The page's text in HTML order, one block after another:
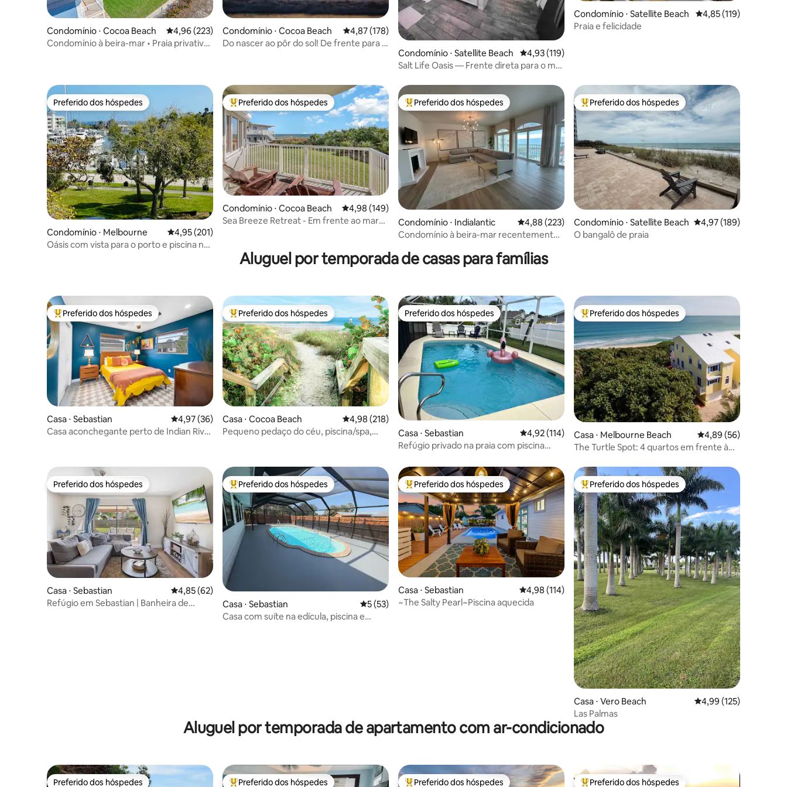
Condomínio ⋅ Cocoa Beach 4,96 de uma avaliação média de 5, 223 avaliações
4,96 (223)
Condomínio à beira-mar • Praia privativa
Condomínio ⋅ Cocoa Beach 4,87 de uma avaliação média de 5, 178 avaliações
4,87 (178)
Do nascer ao pôr do sol! De frente para o
Condomínio ⋅ Satellite Beach 4,93 de uma avaliação média de 5, 119 avaliações
4,93 (119)
Salt Life Oasis — Frente direta para o mar
Condomínio ⋅ Satellite Beach 4,85 de uma avaliação
4,85 (119)
Praia e felicidade
Preferido dos hóspedes
Preferido dos hóspedes
Condomínio ⋅ Melbourne 4,95 de uma avaliação média de 5, 201 avaliações
4,95 (201)
Oásis com vista para o porto e piscina no
Entre os melhores preferidos dos hóspedes
Preferido dos hóspedes
Condomínio ⋅ Cocoa Beach 4,98 de uma avaliação média de 5, 149 avaliações
4,98 (149)
Sea Breeze Retreat - Em frente ao mar
Entre os melhores preferidos dos hóspedes
Preferido dos hóspedes
Condomínio ⋅ Indialantic 4,88 de uma avaliação média de 5, 223 avaliações
4,88 (223)
Condomínio à beira-mar recentemente
Entre os melhores preferidos dos hóspedes
Preferido dos hóspedes
Condomínio ⋅ Satellite Beach 4,97 de uma avaliação
4,97 (189)
O bangalô de praia
Aluguel por temporada de casas para famílias
Entre os melhores preferidos dos hóspedes
Preferido dos hóspedes
Casa ⋅ Sebastian 4,97 de uma avaliação média de 5, 36 avaliações
4,97 (36)
Casa aconchegante perto de Indian River
Entre os melhores preferidos dos hóspedes
Preferido dos hóspedes
Casa ⋅ Cocoa Beach 4,98 de uma avaliação média de 5, 218 avaliações
4,98 (218)
Pequeno pedaço do céu, piscina/spa,
Preferido dos hóspedes
Preferido dos hóspedes
Casa ⋅ Sebastian 4,92 de uma avaliação média de 5, 114 avaliações
4,92 (114)
Refúgio privado na praia com piscina
Entre os melhores preferidos dos hóspedes
Preferido dos hóspedes
Casa ⋅ Melbourne Beach 4,89 de uma
4,89 (56)
The Turtle Spot: 4 quartos em frente à
Preferido dos hóspedes
Preferido dos hóspedes
Casa ⋅ Sebastian 4,85 de uma avaliação média de 5, 62 avaliações
4,85 (62)
Refúgio em Sebastian | Banheira de
Entre os melhores preferidos dos hóspedes
Preferido dos hóspedes
Casa ⋅ Sebastian 5 de uma avaliação média de 5, 53 avaliações
5 (53)
Casa com suíte na edícula, piscina e
Entre os melhores preferidos dos hóspedes
Preferido dos hóspedes
Casa ⋅ Sebastian 4,98 de uma avaliação média de 5, 114 avaliações
4,98 (114)
~The Salty Pearl~Piscina aquecida
Entre os melhores preferidos dos hóspedes
Preferido dos hóspedes
Casa ⋅ Vero Beach 4,99 de uma avaliação
4,99 (125)
Las Palmas
Aluguel por temporada de apartamento com ar-condicionado
Preferido dos hóspedes Preferido dos hóspedes Preferido dos hóspedes Preferido dos hóspedes